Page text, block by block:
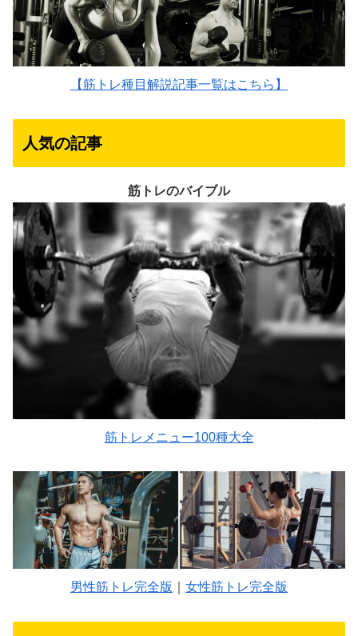
【筋トレ種目解説記事一覧はこちら】
人気の記事
筋トレのバイブル
筋トレメニュー100種大全
男性筋トレ完全版 女性筋トレ完全版